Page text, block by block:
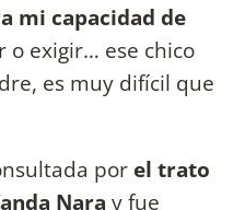
mi capacidad de
o exigir… ese chico
es muy difícil que
por el trato
Nara y fue